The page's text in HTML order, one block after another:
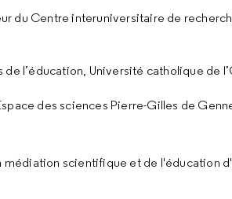
du Centre interuniversitaire de
l’éducation, Université catholique de
des sciences Pierre-Gilles de
médiation scientifique et de l'éducation